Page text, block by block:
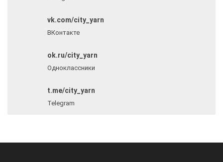
vk.com/city_yarn
ВКонтакте
ok.ru/city_yarn
Одноклассники
t.me/city_yarn
Telegram